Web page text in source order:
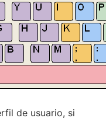
de usuario, si